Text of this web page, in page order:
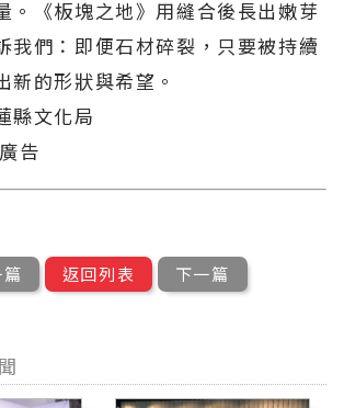
。《板塊之地》用縫合後長出嫩芽
我們：即便石材碎裂，只要被持續
新的形狀與希望。
縣文化局
告
返回列表 下一篇